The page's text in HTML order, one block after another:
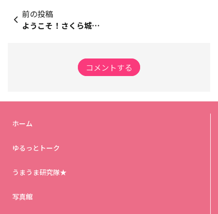
前の投稿
ようこそ！さくら城下町へ
コメントする
ホーム
ゆるっとトーク
うまうま研究隊★
写真館